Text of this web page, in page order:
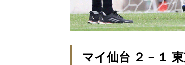
マイ仙台 ２－１